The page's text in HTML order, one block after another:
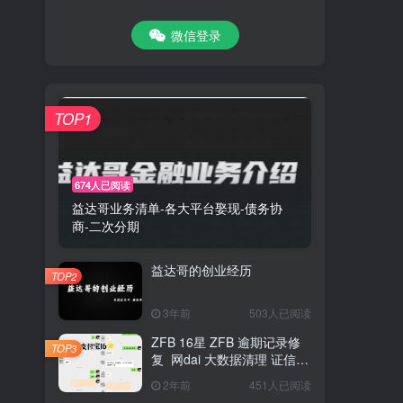
微信登录
674人已阅读
益达哥业务清单-各大平台娶现-债务协
商-二次分期
TOP1
益达哥的创业经历
3年前 503人已阅读
TOP2
ZFB 16星 ZFB 逾期记录修
复 网dai 大数据清理 证信复
2年前 451人已阅读
TOP3